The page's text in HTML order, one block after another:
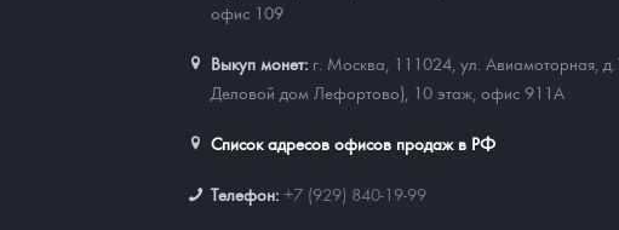
офис 109
Выкуп монет: г. Москва, 111024, ул. Авиамоторная,
Деловой дом Лефортово), 10 этаж, офис 911А
Список адресов офисов продаж в РФ
Телефон: +7 (929) 840-19-99